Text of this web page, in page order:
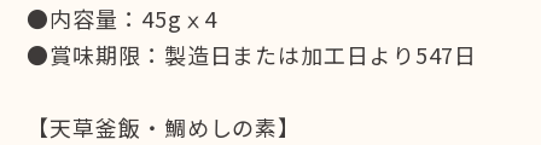
●内容量：45gⅹ4
●賞味期限：製造日または加工日より547日
【天草釜飯・鯛めしの素】